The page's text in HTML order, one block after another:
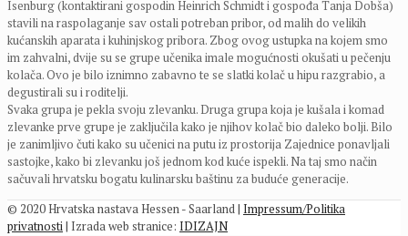
Isenburg (kontaktirani gospodin Heinrich Schmidt i gospođa Tanja Dobša)
stavili na raspolaganje sav ostali potreban pribor, od malih do velikih
kućanskih aparata i kuhinjskog pribora. Zbog ovog ustupka na kojem smo
im zahvalni, dvije su se grupe učenika imale mogućnosti okušati u pečenju
kolača. Ovo je bilo iznimno zabavno te se slatki kolač u hipu razgrabio, a
degustirali su i roditelji.
Svaka grupa je pekla svoju zlevanku. Druga grupa koja je kušala i komad
zlevanke prve grupe je zaključila kako je njihov kolač bio daleko bolji. Bilo
je zanimljivo čuti kako su učenici na putu iz prostorija Zajednice ponavljali
sastojke, kako bi zlevanku još jednom kod kuće ispekli. Na taj smo način
sačuvali hrvatsku bogatu kulinarsku baštinu za buduće generacije.
© 2020 Hrvatska nastava Hessen - Saarland | Impressum/Politika
privatnosti| Izrada web stranice: IDIZAJN